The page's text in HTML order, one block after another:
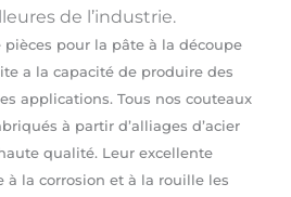
de l’industrie.
pour la pâte à la découpe
a la capacité de produire des
applications. Tous nos couteaux
à partir d’alliages d’acier
qualité. Leur excellente
à la corrosion et à la rouille les